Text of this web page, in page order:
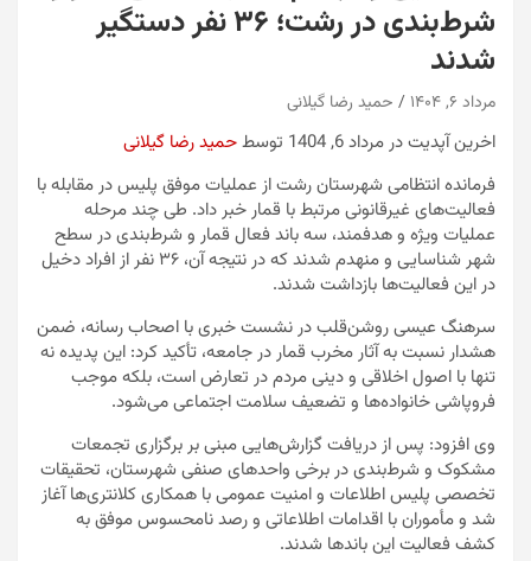
شرط‌بندی در رشت؛ ۳۶ نفر دستگیر
شدند
مرداد ۶, ۱۴۰۴ حمید رضا گیلانی
اخرین آپدیت در مرداد 6, 1404 توسط
حمید رضا گیلانی
فرمانده انتظامی شهرستان رشت از عملیات موفق پلیس در مقابله با
فعالیت‌های غیرقانونی مرتبط با قمار خبر داد. طی چند مرحله
عملیات ویژه و هدفمند، سه باند فعال قمار و شرط‌بندی در سطح
شهر شناسایی و منهدم شدند که در نتیجه آن، ۳۶ نفر از افراد دخیل
در این فعالیت‌ها بازداشت شدند.
سرهنگ عیسی روشن‌قلب در نشست خبری با اصحاب رسانه، ضمن
هشدار نسبت به آثار مخرب قمار در جامعه، تأکید کرد: این پدیده نه
تنها با اصول اخلاقی و دینی مردم در تعارض است، بلکه موجب
فروپاشی خانواده‌ها و تضعیف سلامت اجتماعی می‌شود.
وی افزود: پس از دریافت گزارش‌هایی مبنی بر برگزاری تجمعات
مشکوک و شرط‌بندی در برخی واحدهای صنفی شهرستان، تحقیقات
تخصصی پلیس اطلاعات و امنیت عمومی با همکاری کلانتری‌ها آغاز
شد و مأموران با اقدامات اطلاعاتی و رصد نامحسوس موفق به
کشف فعالیت این باندها شدند.